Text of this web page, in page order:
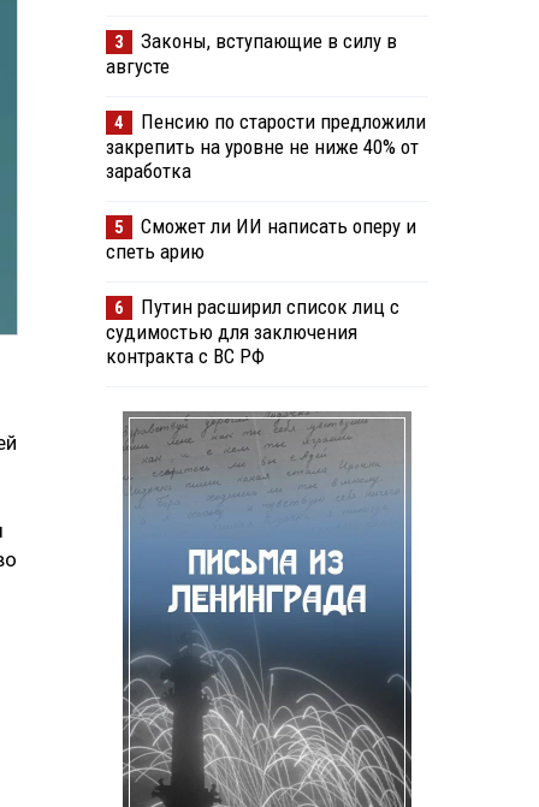
3
Законы, вступающие в силу в
августе
4
Пенсию по старости предложили
закрепить на уровне не ниже 40% от
заработка
5
Сможет ли ИИ написать оперу и
спеть арию
6
Путин расширил список лиц с
судимостью для заключения
контракта с ВС РФ